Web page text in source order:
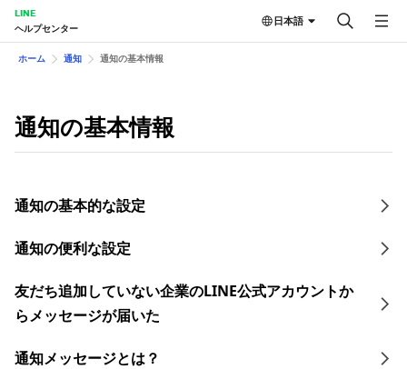
LINE
ヘルプセンター
日本語
ホーム 通知 通知の基本情報
通知の基本情報
通知の基本的な設定
通知の便利な設定
友だち追加していない企業のLINE公式アカウントか
らメッセージが届いた
通知メッセージとは？